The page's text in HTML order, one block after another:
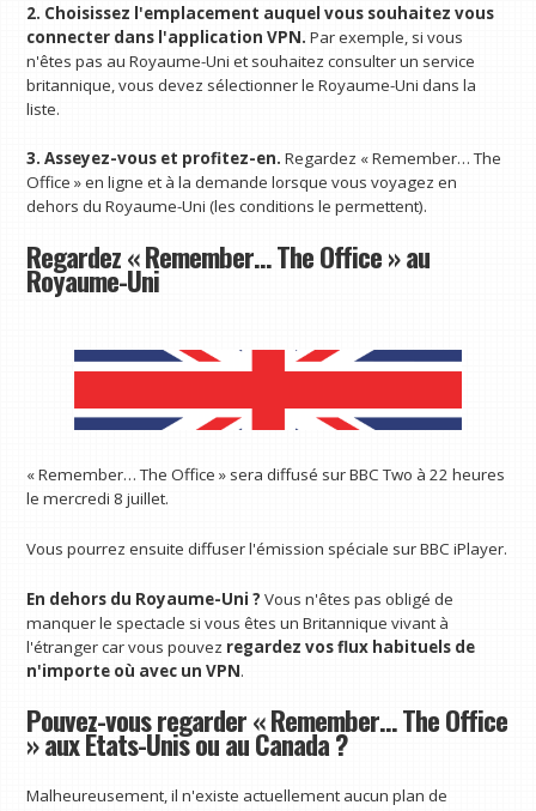
2. Choisissez l'emplacement auquel vous souhaitez vous
connecter dans l'application VPN.Par exemple, si vous
n'êtes pas au Royaume-Uni et souhaitez consulter un service
britannique, vous devez sélectionner le Royaume-Uni dans la
liste.
3. Asseyez-vous et profitez-en.Regardez « Remember… The
Office » en ligne et à la demande lorsque vous voyagez en
dehors du Royaume-Uni (les conditions le permettent).
Regardez « Remember… The Office » au
Royaume-Uni
« Remember… The Office » sera diffusé sur BBC Two à 22 heures
le mercredi 8 juillet.
Vous pourrez ensuite diffuser l'émission spéciale sur BBC iPlayer.
En dehors du Royaume-Uni ?Vous n'êtes pas obligé de
manquer le spectacle si vous êtes un Britannique vivant à
l'étranger car vous pouvez regardez vos flux habituels de
n'importe où avec un VPN.
Pouvez-vous regarder « Remember… The Office
» aux États-Unis ou au Canada ?
Malheureusement, il n'existe actuellement aucun plan de